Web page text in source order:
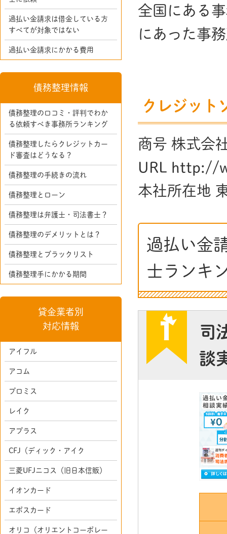
全国にある
にあった事
クレジット
商号 株式会
URL http://
本社所在地
過払い金
士ランキ
司
談
過払い金請求は借金している方
すべてが対象ではない
過払い金請求にかかる費用
債務整理情報
債務整理の口コミ・評判でわか
る依頼すべき事務所ランキング
債務整理したらクレジットカー
ド審査はどうなる？
債務整理の手続きの流れ
債務整理とローン
債務整理は弁護士・司法書士？
債務整理のデメリットとは？
債務整理とブラックリスト
債務整理手にかかる期間
貸金業者別
対応情報
アイフル
アコム
プロミス
レイク
アプラス
CFJ（ディック・アイク
三菱UFJニコス（旧日本信販）
イオンカード
エポスカード
オリコ（オリエントコーポレー